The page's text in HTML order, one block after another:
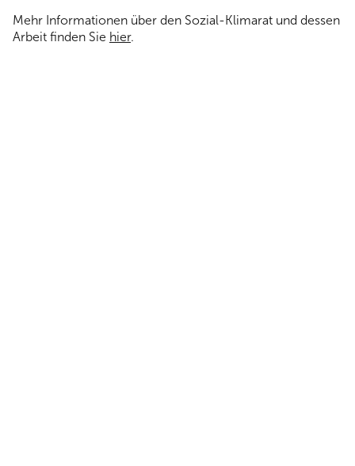
Mehr Informationen über den Sozial-Klimarat und dessen
Arbeit finden Sie hier.